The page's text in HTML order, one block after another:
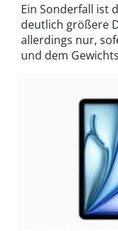
Ein Sonderfall ist
deutlich größere
allerdings nur,
und dem